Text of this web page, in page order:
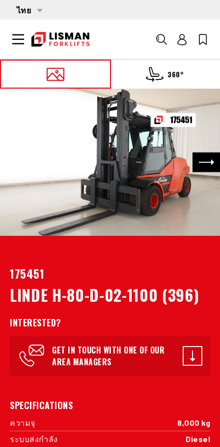
ไทย
ค้นหา
360°
175451 LINDE H-80-D-02-1100 (396)
ถัด
175451
LINDE H-80-D-02-1100 (396)
INTERESTED?
GET IN TOUCH WITH ONE OF OUR
AREA MANAGERS
SPECIFICATIONS
ความจุ
8,000 kg
ระบบส่งกำลัง
Diesel